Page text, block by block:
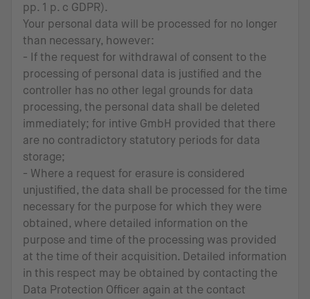
pp. 1 p. c GDPR).
Your personal data will be processed for no longer
than necessary, however:
- If the request for withdrawal of consent to the
processing of personal data is justified and the
controller has no other legal grounds for data
processing, the personal data shall be deleted
immediately; for intive GmbH provided that there
are no contradictory statutory periods for data
storage;
- Where a request for erasure is considered
unjustified, the data shall be processed for the time
necessary for the purpose for which they were
obtained, where detailed information on the
purpose and time of the processing was provided
at the time of their acquisition. Detailed information
in this respect may be obtained by contacting the
Data Protection Officer again at the contact